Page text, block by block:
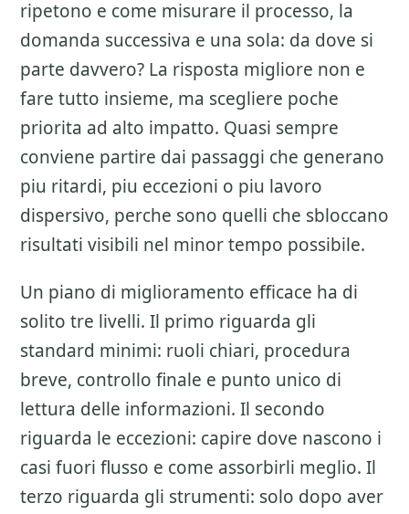
ripetono e come misurare il processo, la
domanda successiva e una sola: da dove si
parte davvero? La risposta migliore non e
fare tutto insieme, ma scegliere poche
priorita ad alto impatto. Quasi sempre
conviene partire dai passaggi che generano
piu ritardi, piu eccezioni o piu lavoro
dispersivo, perche sono quelli che sbloccano
risultati visibili nel minor tempo possibile.
Un piano di miglioramento efficace ha di
solito tre livelli. Il primo riguarda gli
standard minimi: ruoli chiari, procedura
breve, controllo finale e punto unico di
lettura delle informazioni. Il secondo
riguarda le eccezioni: capire dove nascono i
casi fuori flusso e come assorbirli meglio. Il
terzo riguarda gli strumenti: solo dopo aver